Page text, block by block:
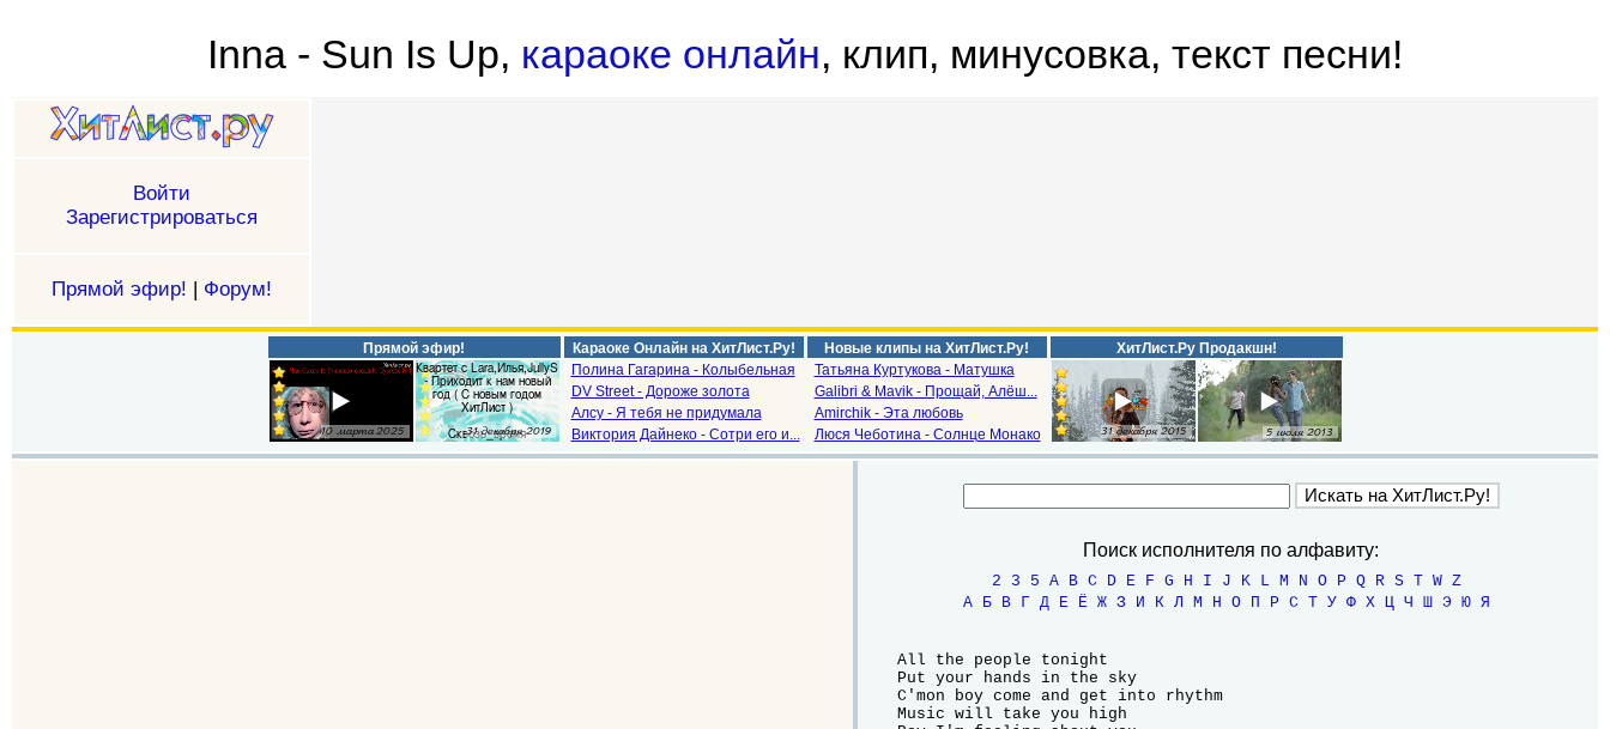
Inna - Sun Is Up, караоке онлайн, клип, минусовка, текст песни!
Войти
Зарегистрироваться
Прямой эфир! | Форум!
Прямой эфир!
Караоке Онлайн на ХитЛист.Ру!
Полина Гагарина - Колыбельная
DV Street - Дороже золота
Алсу - Я тебя не придумала
Виктория Дайнеко - Сотри его и...
Новые клипы на ХитЛист.Ру!
Татьяна Куртукова - Матушка
Galibri & Mavik - Прощай, Алёш...
Amirchik - Эта любовь
Люся Чеботина - Солнце Монако
ХитЛист.Ру Продакшн!
Поиск исполнителя по алфавиту:
2 3 5 A B C D E F G H I J K L M N O P Q R S T W Z
А
Б В Г Д Е Ё Ж З И К Л М Н О П Р С Т У Ф Х Ц Ч Ш Э Ю Я
All the people tonight
Put your hands in the sky
C'mon boy come and get into rhythm
Music will take you high